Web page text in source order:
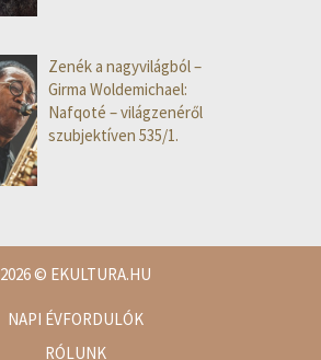
Zenék a nagyvilágból –
Girma Woldemichael:
Nafqoté – világzenéről
szubjektíven 535/1.
2026© EKULTURA.HU
NAPI ÉVFORDULÓK
RÓLUNK